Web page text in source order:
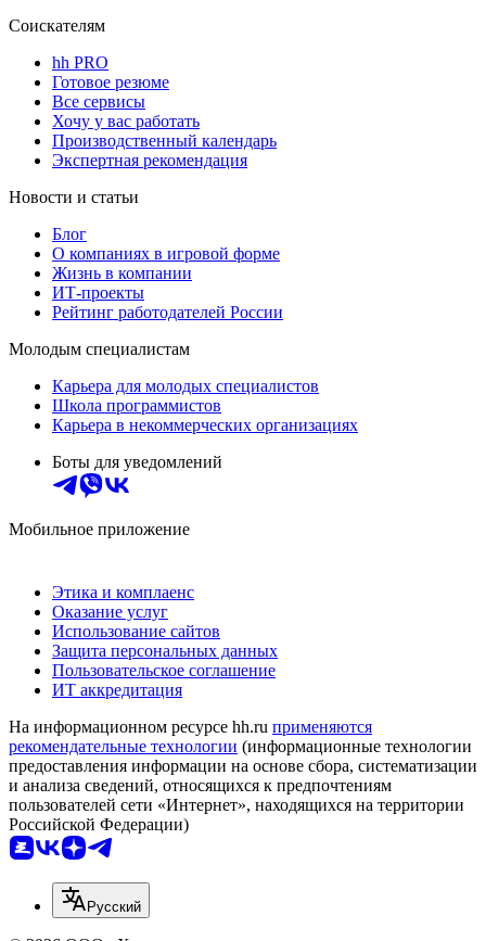
Соискателям
hh PRO
Готовое резюме
Все сервисы
Хочу у вас работать
Производственный календарь
Экспертная рекомендация
Новости и статьи
Блог
О компаниях в игровой форме
Жизнь в компании
ИТ-проекты
Рейтинг работодателей России
Молодым специалистам
Карьера для молодых специалистов
Школа программистов
Карьера в некоммерческих организациях
Боты для уведомлений
Мобильное приложение
Этика и комплаенс
Оказание услуг
Использование сайтов
Защита персональных данных
Пользовательское соглашение
ИТ аккредитация
На информационном ресурсе hh.ru применяются
рекомендательные технологии (информационные технологии
предоставления информации на основе сбора, систематизации
и анализа сведений, относящихся к предпочтениям
пользователей сети «Интернет», находящихся на территории
Российской Федерации)
Русский